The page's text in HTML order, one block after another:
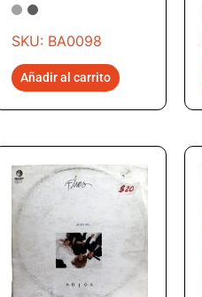
SKU: BA0098
Añadir al carrito